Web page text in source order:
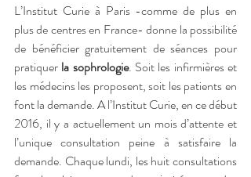
L’Institut Curie à Paris -comme de plus en
plus de centres en France- donne la possibilité
de bénéficier gratuitement de séances pour
pratiquer la sophrologie. Soit les infirmières et
les médecins les proposent, soit les patients en
font la demande. A l’Institut Curie, en ce début
2016, il y a actuellement un mois d’attente et
l’unique consultation peine à satisfaire la
demande. Chaque lundi, les huit consultations